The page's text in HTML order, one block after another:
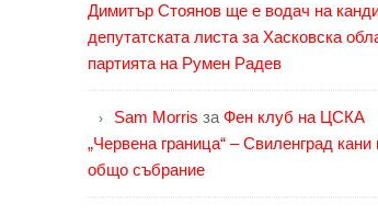
Димитър Стоянов ще е водач на
депутатската листа за Хасковска
партията на Румен Радев
Sam Morris за Фен клуб на ЦСКА
„Червена граница“ – Свиленград кани
общо събрание